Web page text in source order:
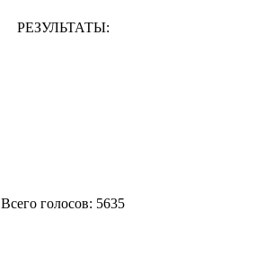
РЕЗУЛЬТАТЫ:
Всего голосов: 5635